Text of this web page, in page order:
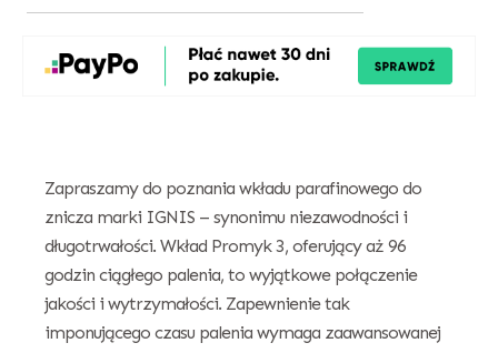
Zapraszamy do poznania wkładu parafinowego do
znicza marki IGNIS – synonimu niezawodności i
długotrwałości. Wkład Promyk 3, oferujący aż 96
godzin ciągłego palenia, to wyjątkowe połączenie
jakości i wytrzymałości. Zapewnienie tak
imponującego czasu palenia wymaga zaawansowanej